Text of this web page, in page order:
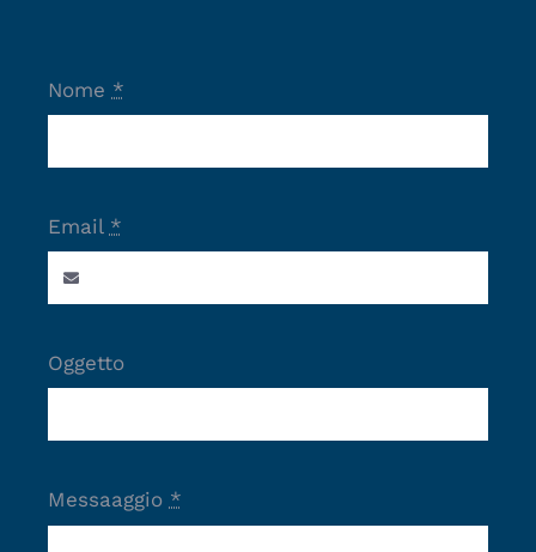
Nome *
Email *
Oggetto
Messaaggio *